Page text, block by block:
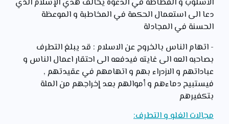
الأسلوب و الفظاظة في الدعوة يخالف هدي الإسلام الذي
دعا الى استعمال الحكمة في المخاطبة و الموعظة
الحسنة في المجادلة
- اتهام الناس بالخروج عن الاسلام : قد يبلغ التطرف
بصاحبه العه الى غايته فيدفعه الى احتقار اعمال الناس و
عباداتهم و الازدراء بهم و اتهامهم في عقيدتهم ,
فيستبيح دماءهم و أموالهم بعد إخراجهم من الملة
بتكفيرهم
مجالات الغلو و التطرف: